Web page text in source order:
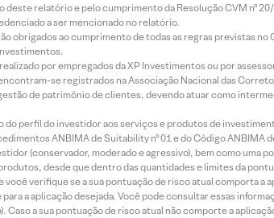
relatório e pelo cumprimento da Resolução CVM nº
a ser mencionado no relatório.
obrigados ao cumprimento de todas as regras previstas
por empregados da XP Investimentos ou por
se registrados na Associação Nacional das
de patrimônio de clientes, devendo atuar como
do perfil do investidor aos serviços e produtos de
ANBIMA de Suitability nº 01 e do Código
(conservador, moderado e agressivo), bem como
desde que dentro das quantidades e limites da
verifique se a sua pontuação de risco atual comporta
a aplicação desejada. Você pode consultar essas
Caso a sua pontuação de risco atual não comporte a